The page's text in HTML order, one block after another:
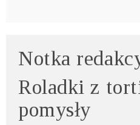
Notka
Roladki z
pomysły